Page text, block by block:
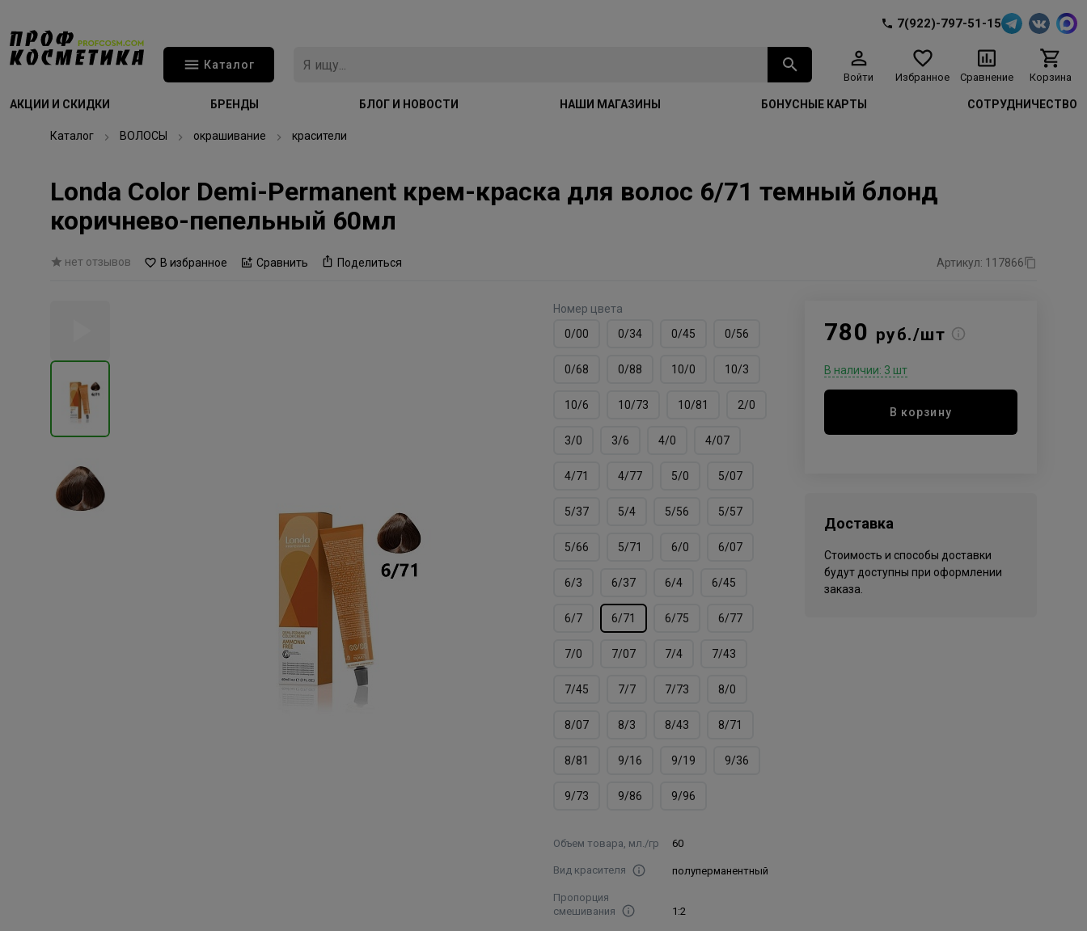
7(922)-797-51-15
Каталог
Войти Избранное Сравнение Корзина
АКЦИИ И СКИДКИ БРЕНДЫ БЛОГ И НОВОСТИ НАШИ МАГАЗИНЫ БОНУСНЫЕ КАРТЫ СОТРУДНИЧЕСТВО
Каталог ВОЛОСЫ окрашивание красители
Londa Color Demi-Permanent крем-краска для волос 6/71 темный блонд
коричнево-пепельный 60мл
нет отзывов В избранное Сравнить Поделиться Артикул: 117866
Номер цвета
0/00
0/34 0/45 0/56
0/68 0/88 10/0 10/3
10/6 10/73 10/81 2/0
3/0 3/6 4/0 4/07
4/71 4/77 5/0 5/07
5/37 5/4 5/56 5/57
5/66 5/71 6/0 6/07
6/3 6/37 6/4 6/45
6/7 6/71 6/75 6/77
7/0 7/07 7/4 7/43
7/45 7/7 7/73 8/0
8/07 8/3 8/43 8/71
8/81 9/16 9/19 9/36
9/73 9/86 9/96
Объем товара, мл./гр 60
Вид красителя полуперманентный
Пропорция
смешивания
1:2
780 руб./шт
В наличии: 3 шт
В корзину
Доставка
Стоимость и способы доставки
будут доступны при оформлении
заказа.